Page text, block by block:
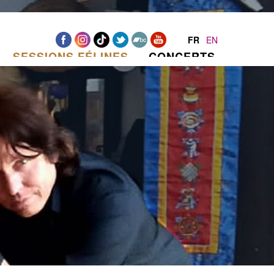
FR EN
SESSIONS FÉLINES CONCERTS